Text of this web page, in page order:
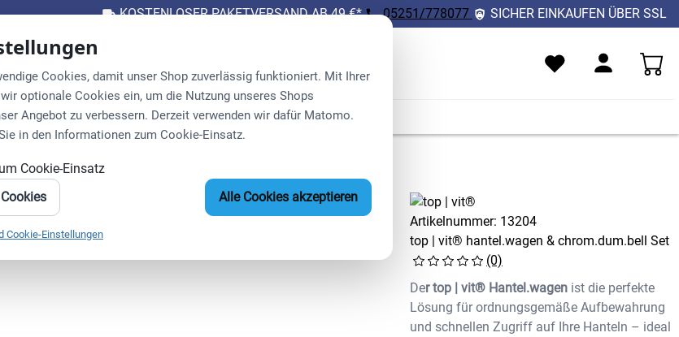
Cookies, damit unser Shop zuverlässig funktioniert. Mit Ihrer
optionale Cookies ein, um die Nutzung unseres Shops
Angebot zu verbessern. Derzeit verwenden wir dafür Matomo.
in den Informationen zum Cookie-Einsatz.
Cookie-Einsatz
Alle Cookies akzeptieren
Cookie-Einstellungen
KOSTENLOSER PAKETVERSAND AB 49 €* 05251/778077 SICHER EINKAUFEN ÜBER SSL
Praxisorganisation Massage SALE%
Artikelnummer: 13204
top | vit® hantel.wagen & chrom.dum.bell Set
(0)
Der top | vit® Hantel.wagen ist die perfekte
Lösung für ordnungsgemäße Aufbewahrung
und schnellen Zugriff auf Ihre Hanteln – ideal